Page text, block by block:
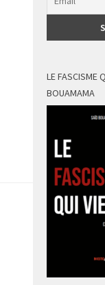
LE FASCISME
BOUAMAMA